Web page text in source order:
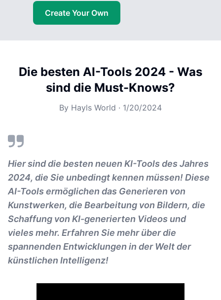
Create Your Own
Die besten AI-Tools 2024 - Was
sind die Must-Knows?
By Hayls World · 1/20/2024
Hier sind die besten neuen KI-Tools des Jahres
2024, die Sie unbedingt kennen müssen! Diese
AI-Tools ermöglichen das Generieren von
Kunstwerken, die Bearbeitung von Bildern, die
Schaffung von KI-generierten Videos und
vieles mehr. Erfahren Sie mehr über die
spannenden Entwicklungen in der Welt der
künstlichen Intelligenz!